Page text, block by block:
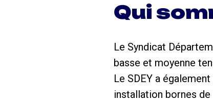
Qui
Le Syndicat
basse et moyenne
Le SDEY a
installation bornes